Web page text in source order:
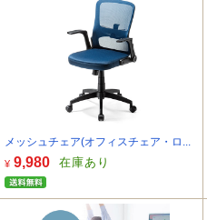
メッシュチェア(オフィスチェア・ロ...
¥ 9,980 在庫あり